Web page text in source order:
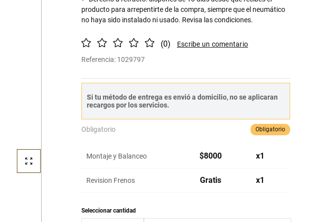
producto para arrepentirte de la compra, siempre que el neumático
no haya sido instalado ni usado. Revisa las condiciones.
(0)
Referencia: 1029797
Si tu método de entrega es envió a domicilio, no se aplicaran
recargos por los servicios.
Obligatorio Obligatorio
Montaje y Balanceo $8000 x1
Revision Frenos Gratis x1